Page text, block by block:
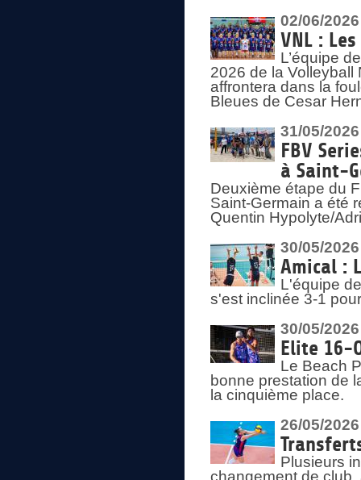
02/06/2026
VNL :
L’équipe
2026 de la
affrontera dans la
Bleues de Cesar
31/05/2026
FBV
à Saint-
Deuxième étape du
Saint-Germain a été
Quentin Hypolyte/
30/05/2026
Amical :
L'équipe
s'est inclinée 3-1
30/05/2026
Elite 16-
Le Beach
bonne prestation de
la cinquième place.
26/05/2026
Plusieurs
changement de